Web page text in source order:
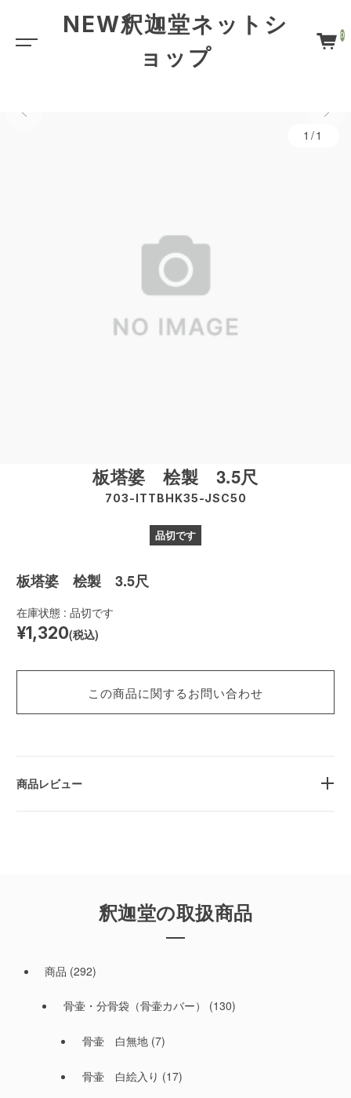
NEW釈迦堂ネットシ
ョップ
0
1/1
板塔婆 桧製 3.5尺
703-ITTBHK35-JSC50
品切です
板塔婆 桧製 3.5尺
在庫状態 : 品切です
¥1,320(税込)
この商品に関するお問い合わせ
商品レビュー
釈迦堂の取扱商品
商品 (292)
骨壷・分骨袋（骨壷カバー） (130)
骨壷 白無地(7)
骨壷 白絵入り (17)